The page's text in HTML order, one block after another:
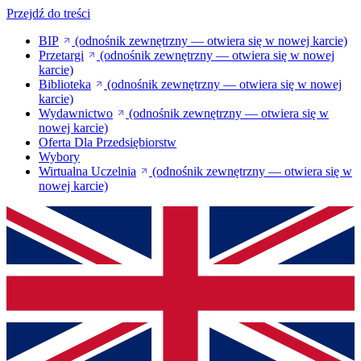
Przejdź do treści
BIP
(odnośnik zewnętrzny — otwiera się w nowej karcie)
Przetargi
(odnośnik zewnętrzny — otwiera się w nowej
karcie)
Biblioteka
(odnośnik zewnętrzny — otwiera się w nowej
karcie)
Wydawnictwo
(odnośnik zewnętrzny — otwiera się w
nowej karcie)
Oferta Dla Przedsiębiorstw
Wybory
Wirtualna Uczelnia
(odnośnik zewnętrzny — otwiera się w
nowej karcie)